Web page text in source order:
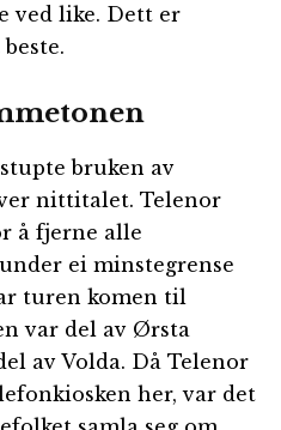
ved like. Dett er
bruken av
nittitalet. Telenor
å fjerne alle
ei minstegrense
turen komen til
var del av Ørsta
av Volda. Då Telenor
her, var det